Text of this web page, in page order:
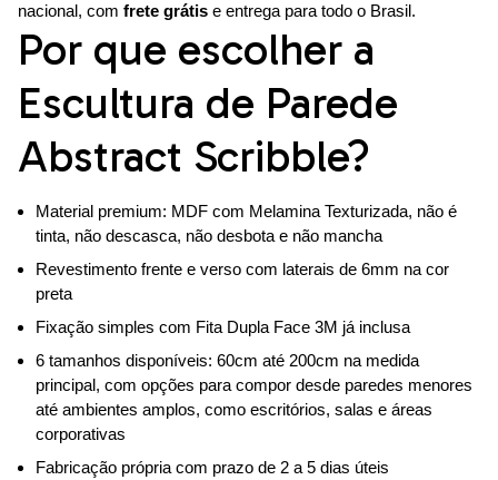
nacional, com frete grátis e entrega para todo o Brasil.
Por que escolher a
Escultura de Parede
Abstract Scribble?
Material premium: MDF com Melamina Texturizada, não é
tinta, não descasca, não desbota e não mancha
Revestimento frente e verso com laterais de 6mm na cor
preta
Fixação simples com Fita Dupla Face 3M já inclusa
6 tamanhos disponíveis: 60cm até 200cm na medida
principal, com opções para compor desde paredes menores
até ambientes amplos, como escritórios, salas e áreas
corporativas
Fabricação própria com prazo de 2 a 5 dias úteis